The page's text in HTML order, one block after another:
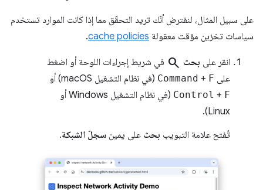
على سبيل المثال، لنفترض أنّك تريد التحقّق مما إذا كانت الموارد تستخدم
سياسات تخزين مؤقت معقولة cache policies
.
انقر على بحث search في شريط إجراءات اللوحة أو اضغط
على
Command + F (في نظام التشغيل macOS) أو
Control + F
(في نظام التشغيل Windows أو
Linux).
تُفتح علامة التبويب بحث على يمين سجلّ الشبكة.